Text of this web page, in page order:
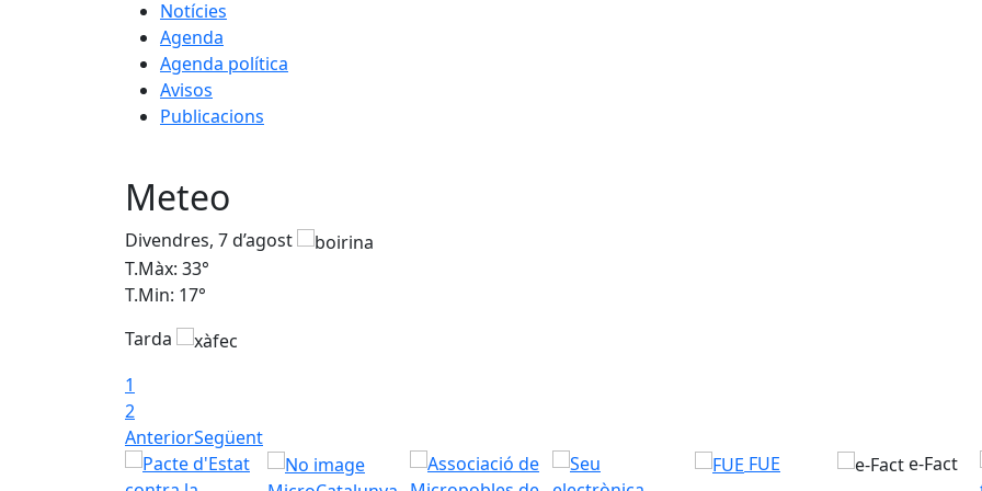
Notícies
Agenda
Agenda política
Avisos
Publicacions
Meteo
Divendres, 7 d’agost
T.Màx: 33°
T.Min: 17°
Tarda
1
2
AnteriorSegüent
FUE e-Fact